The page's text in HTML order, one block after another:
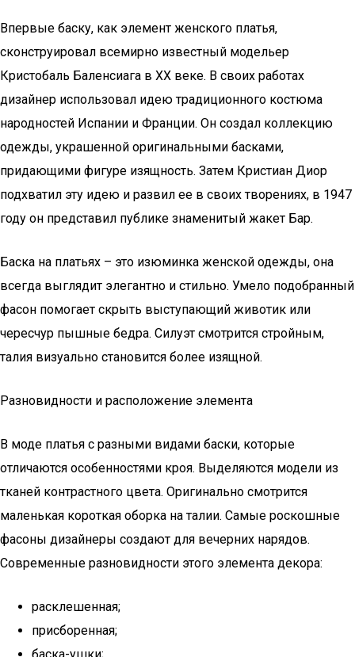
Впервые баску, как элемент женского платья,
сконструировал всемирно известный модельер
Кристобаль Баленсиага в XX веке. В своих работах
дизайнер использовал идею традиционного костюма
народностей Испании и Франции. Он создал коллекцию
одежды, украшенной оригинальными басками,
придающими фигуре изящность. Затем Кристиан Диор
подхватил эту идею и развил ее в своих творениях, в 1947
году он представил публике знаменитый жакет Бар.
Баска на платьях – это изюминка женской одежды, она
всегда выглядит элегантно и стильно. Умело подобранный
фасон помогает скрыть выступающий животик или
чересчур пышные бедра. Силуэт смотрится стройным,
талия визуально становится более изящной.
Разновидности и расположение элемента
В моде платья с разными видами баски, которые
отличаются особенностями кроя. Выделяются модели из
тканей контрастного цвета. Оригинально смотрится
маленькая короткая оборка на талии. Самые роскошные
фасоны дизайнеры создают для вечерних нарядов.
Современные разновидности этого элемента декора:
расклешенная;
присборенная;